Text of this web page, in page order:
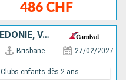
486 CHF
AUSTRALIE, NOUVELLE-CALÉDONIE, VANUATU
Brisbane 27/02/2027
Clubs enfants dès 2 ans